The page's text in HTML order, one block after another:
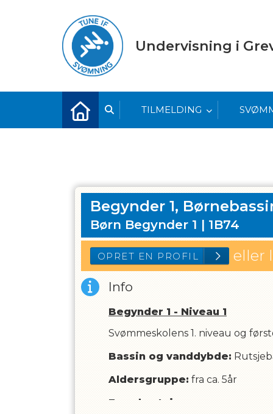
Undervisning i
TILMELDING
Begynder 1,
Børn Begynder 1 | 1B74
OPRET EN
eller
Info
Begynder 1 - Niveau 1
Svømmeskolens 1. niveau og
Bassin og vanddybde:
Aldersgruppe: fra ca. 5år
Forudsætning